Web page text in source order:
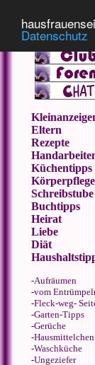
Datenschutz
Eltern
Rezepte
Küchentipps
Körperpflege
Schreibstube
Buchtipps
Heirat
Liebe
Diät
-Aufräumen
-vom
-Fleck-weg-
-Garten-Tipps
-Gerüche
-Hausmittelchen
-Waschküche
-Ungeziefer